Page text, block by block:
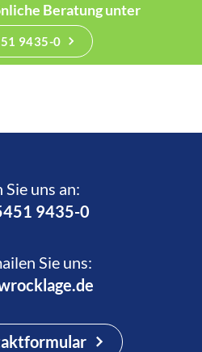
Beratung unter
9435-0
Sie uns an:­
9435-0
Sie uns: